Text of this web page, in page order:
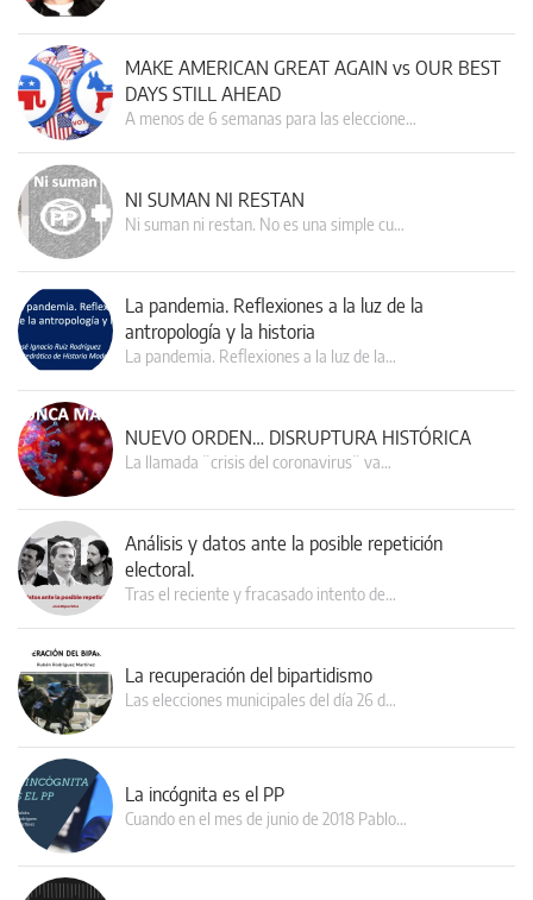
MAKE AMERICAN GREAT AGAIN vs OUR BEST
DAYS STILL AHEAD
A menos de 6 semanas para las eleccione…
NI SUMAN NI RESTAN
Ni suman ni restan. No es una simple cu…
La pandemia. Reflexiones a la luz de la
antropología y la historia
La pandemia. Reflexiones a la luz de la…
NUEVO ORDEN… DISRUPTURA HISTÓRICA
La llamada ¨crisis del coronavirus¨ va…
Análisis y datos ante la posible repetición
electoral.
Tras el reciente y fracasado intento de…
La recuperación del bipartidismo
Las elecciones municipales del día 26 d…
La incógnita es el PP
Cuando en el mes de junio de 2018 Pablo…